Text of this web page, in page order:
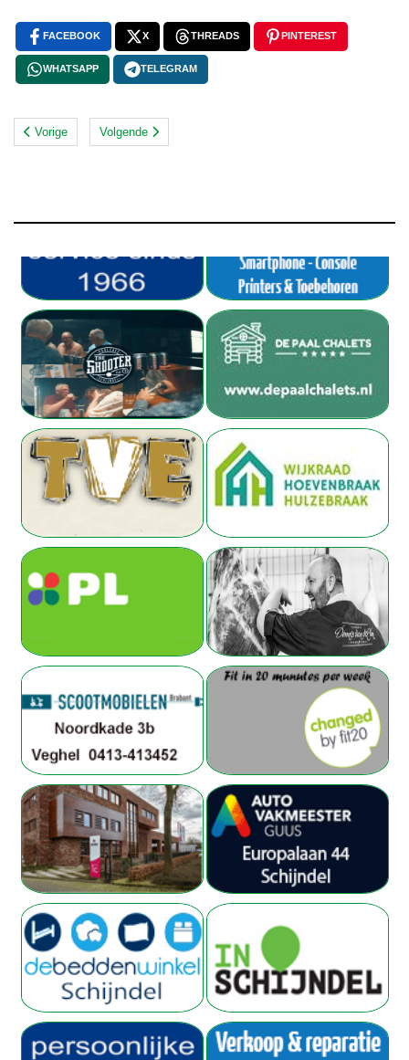
FACEBOOK X THREADS PINTEREST
WHATSAPP TELEGRAM
Vorige Volgende